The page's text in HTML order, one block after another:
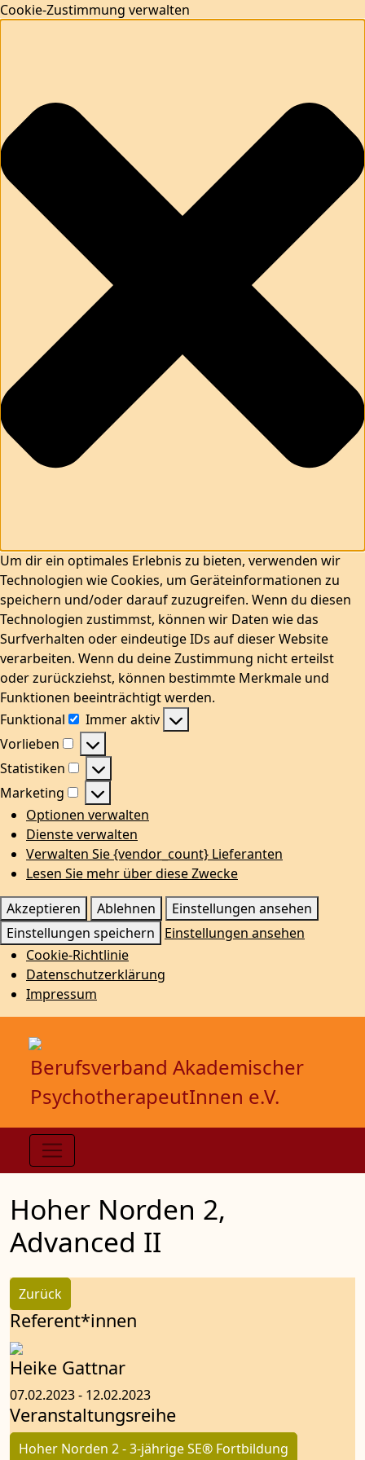
Cookie-Zustimmung verwalten
Um dir ein optimales Erlebnis zu bieten, verwenden wir
Technologien wie Cookies, um Geräteinformationen zu
speichern und/oder darauf zuzugreifen. Wenn du diesen
Technologien zustimmst, können wir Daten wie das
Surfverhalten oder eindeutige IDs auf dieser Website
verarbeiten. Wenn du deine Zustimmung nicht erteilst
oder zurückziehst, können bestimmte Merkmale und
Funktionen beeinträchtigt werden.
Funktional
Funktional
Immer aktiv
Vorlieben
Vorlieben
Statistiken
Statistiken
Marketing
Marketing
Optionen verwalten
Dienste verwalten
Verwalten Sie {vendor_count} Lieferanten
Lesen Sie mehr über diese Zwecke
Akzeptieren
Ablehnen
Einstellungen ansehen
Einstellungen speichern
Einstellungen ansehen
Cookie-Richtlinie
Datenschutzerklärung
Impressum
Berufsverband Akademischer
PsychotherapeutInnen e.V.
Hoher Norden 2,
Advanced II
Zurück
Referent*innen
Heike Gattnar
07.02.2023 - 12.02.2023
Veranstaltungsreihe
Hoher Norden 2 - 3-jährige SE® Fortbildung